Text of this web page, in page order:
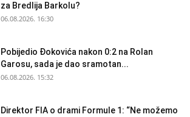
za Bredlija Barkolu?
06.08.2026. 16:30
Pobijedio Đokovića nakon 0:2 na Rolan
Garosu, sada je dao sramotan...
06.08.2026. 15:32
Direktor FIA o drami Formule 1: “Ne možemo